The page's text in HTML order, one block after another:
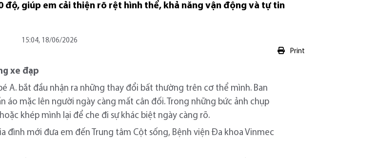
độ, giúp em cải thiện rõ rệt hình thể, khả năng vận động và tự tin
15:04, 18/06/2026
Print
xe đạp
A. bắt đầu nhận ra những thay đổi bất thường trên cơ thể mình. Ban
áo mặc lên người ngày càng mất cân đối. Trong những bức ảnh chụp
khép mình lại để che đi sự khác biệt ngày càng rõ.
đình mới đưa em đến Trung tâm Cột sống, Bệnh viện Đa khoa Vinmec